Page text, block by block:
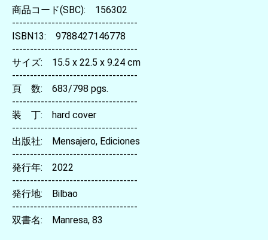
商品コード(SBC): 156302
-----------------------------------
ISBN13: 9788427146778
-----------------------------------
サイズ: 15.5 x 22.5 x 9.24 cm
-----------------------------------
頁 数: 683/798 pgs.
-----------------------------------
装 丁: hard cover
-----------------------------------
出版社: Mensajero, Ediciones
-----------------------------------
発行年: 2022
-----------------------------------
発行地: Bilbao
-----------------------------------
双書名: Manresa, 83